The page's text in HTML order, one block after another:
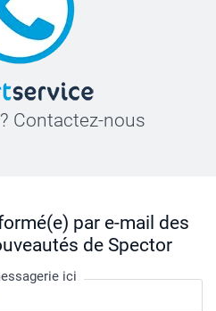
Contactez-nous
par e-mail des
de Spector
ici